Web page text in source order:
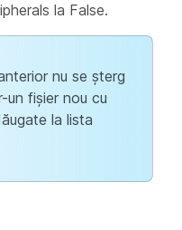
la False.
nu se șterg
un fișier nou cu
la lista